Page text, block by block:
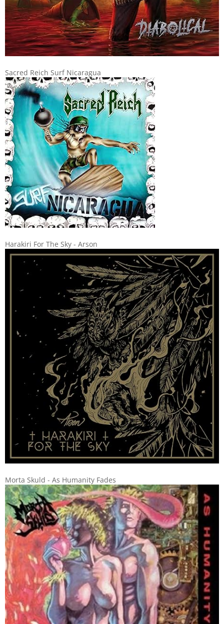
Sacred Reich Surf Nicaragua
Harakiri For The Sky - Arson
Morta Skuld - As Humanity Fades